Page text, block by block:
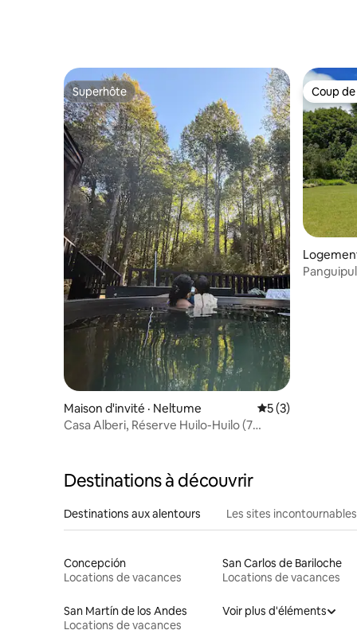
Superhôte
Superhôte
Maison d'invité · Neltume Note moyenne de
5 (3)
Casa Alberi, Réserve Huilo-Huilo (7
Coup
Coup
Destinations à découvrir
Destinations aux alentours Les sites
Concepción
Locations de vacances
San Carlos de Bariloche
Locations de vacances
San Martín de los Andes
Locations de vacances
Voir plus d'éléments